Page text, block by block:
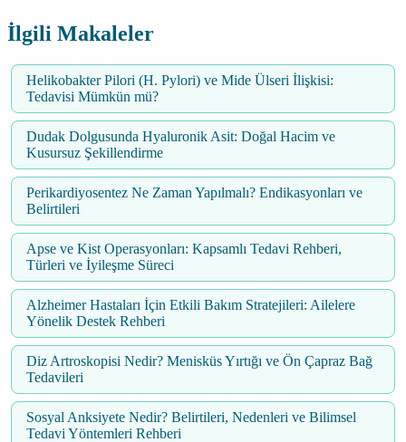
İlgili Makaleler
Helikobakter Pilori (H. Pylori) ve Mide Ülseri İlişkisi:
Tedavisi Mümkün mü?
Dudak Dolgusunda Hyaluronik Asit: Doğal Hacim ve
Kusursuz Şekillendirme
Perikardiyosentez Ne Zaman Yapılmalı? Endikasyonları ve
Belirtileri
Apse ve Kist Operasyonları: Kapsamlı Tedavi Rehberi,
Türleri ve İyileşme Süreci
Alzheimer Hastaları İçin Etkili Bakım Stratejileri: Ailelere
Yönelik Destek Rehberi
Diz Artroskopisi Nedir? Menisküs Yırtığı ve Ön Çapraz Bağ
Tedavileri
Sosyal Anksiyete Nedir? Belirtileri, Nedenleri ve Bilimsel
Tedavi Yöntemleri Rehberi